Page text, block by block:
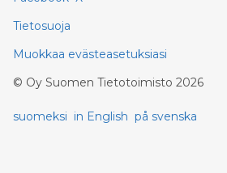
Tietosuoja
Muokkaa evästeasetuksiasi
© Oy Suomen Tietotoimisto 2026
suomeksi in English på svenska